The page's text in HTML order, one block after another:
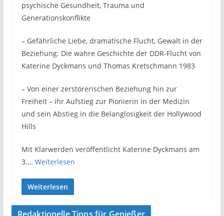
psychische Gesundheit, Trauma und
Generationskonflikte
– Gefährliche Liebe, dramatische Flucht, Gewalt in der
Beziehung: Die wahre Geschichte der DDR-Flucht von
Katerine Dyckmans und Thomas Kretschmann 1983
– Von einer zerstörerischen Beziehung hin zur
Freiheit – ihr Aufstieg zur Pionierin in der Medizin
und sein Abstieg in die Belanglosigkeit der Hollywood
Hills
Mit Klarwerden veröffentlicht Katerine Dyckmans am
3.… Weiterlesen
Weiterlesen